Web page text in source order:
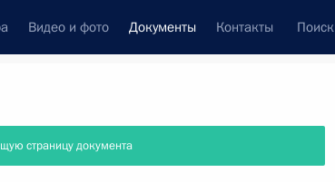
Видео и фото Документы Контакты Поиск
страницу документа